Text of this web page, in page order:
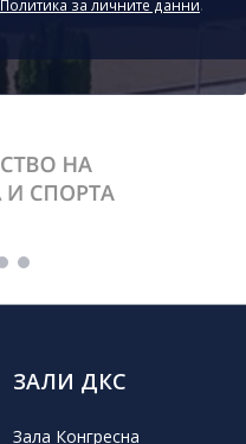
Политика за личните данни.
ЗАЛИ ДКС
Зала Конгресна